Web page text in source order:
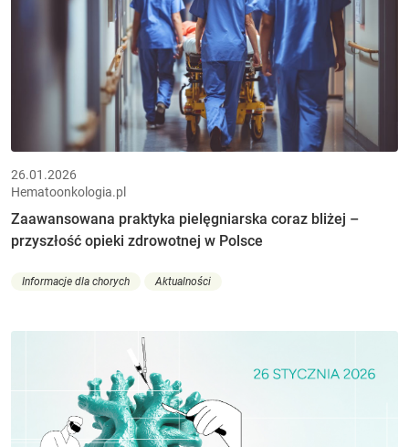
26.01.2026
Hematoonkologia.pl
Zaawansowana praktyka pielęgniarska coraz bliżej –
przyszłość opieki zdrowotnej w Polsce
Informacje dla chorych Aktualności